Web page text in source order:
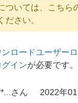
ついては、こちら
ださい。
ンロードユーザー
インが必要です。
さん
2022年